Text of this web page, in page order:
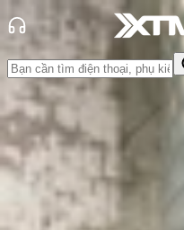
Trang chủ
Tin tức
Tư vấn
Tin Mới
Đánh Giá - Trên
Thủ thuật
hàng - Sự kiện